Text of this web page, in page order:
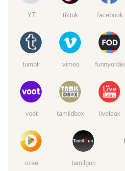
YT tiktok facebook
tumblr vimeo funnyordie
voot tamildbox liveleak
ozee tamilgun